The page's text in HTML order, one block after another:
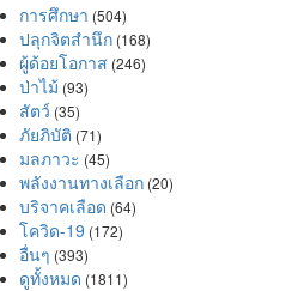
การศึกษา (504)
ปลุกจิตสำนึก (168)
ผู้ด้อยโอกาส (246)
ป่าไม้ (93)
สัตว์ (35)
ภัยภิบัติ (71)
มลภาวะ (45)
พลังงานทางเลือก (20)
บริจาคเลือด (64)
โควิด-19 (172)
อื่นๆ (393)
ดูทั้งหมด (1811)